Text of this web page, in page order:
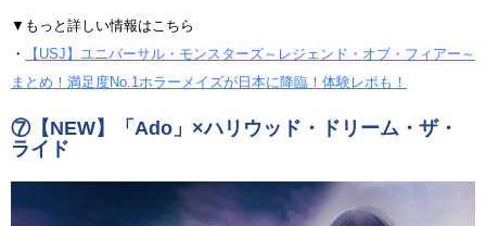
▼もっと詳しい情報はこちら
・
【USJ】ユニバーサル・モンスターズ～レジェンド・オブ・フィアー～
まとめ！満足度No.1ホラーメイズが日本に降臨！体験レポも！
⑦【NEW】「Ado」×ハリウッド・ドリーム・ザ・
ライド